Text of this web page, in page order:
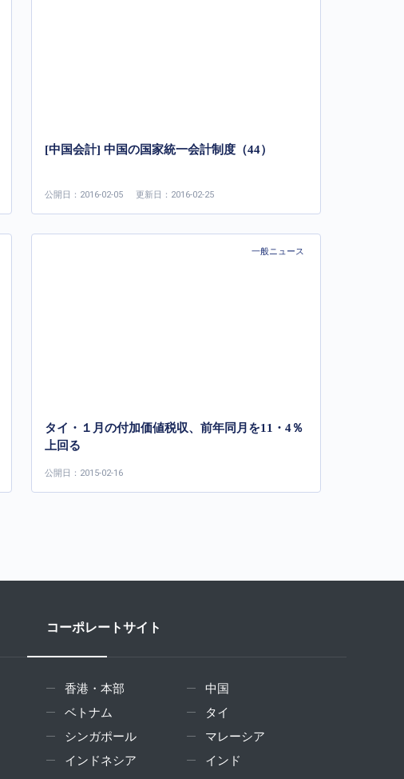
[中国会計] 中国の国家統一会計制度（44）
公開日：2016-02-05 更新日：2016-02-25
一般ニュース
タイ・１月の付加価値税収、前年同月を11・4％
上回る
公開日：2015-02-16
コーポレートサイト
香港・本部
中国
ベトナム
タイ
シンガポール
マレーシア
インドネシア
インド